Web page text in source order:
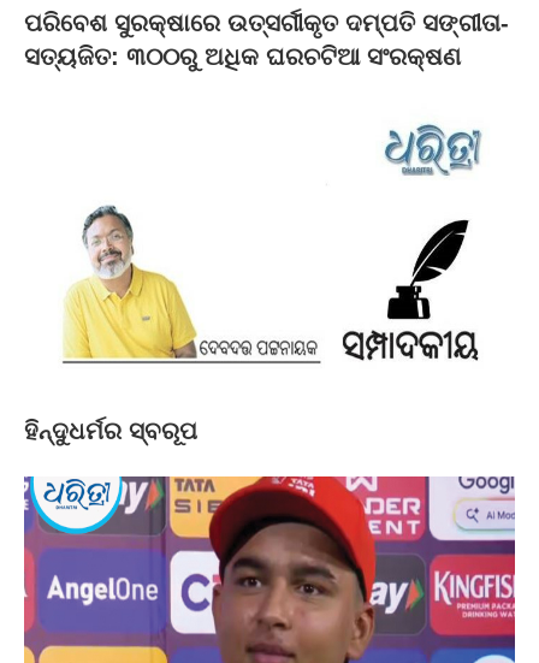
ପରିବେଶ ସୁରକ୍ଷାରେ ଉତ୍ସର୍ଗୀକୃତ ଦମ୍ପତି ସଙ୍ଗୀତା-
ସତ୍ୟଜିତ: ୩୦୦ରୁ ଅଧିକ ଘରଚଟିଆ ସଂରକ୍ଷଣ
ହିନ୍ଦୁଧର୍ମର ସ୍ବରୂପ